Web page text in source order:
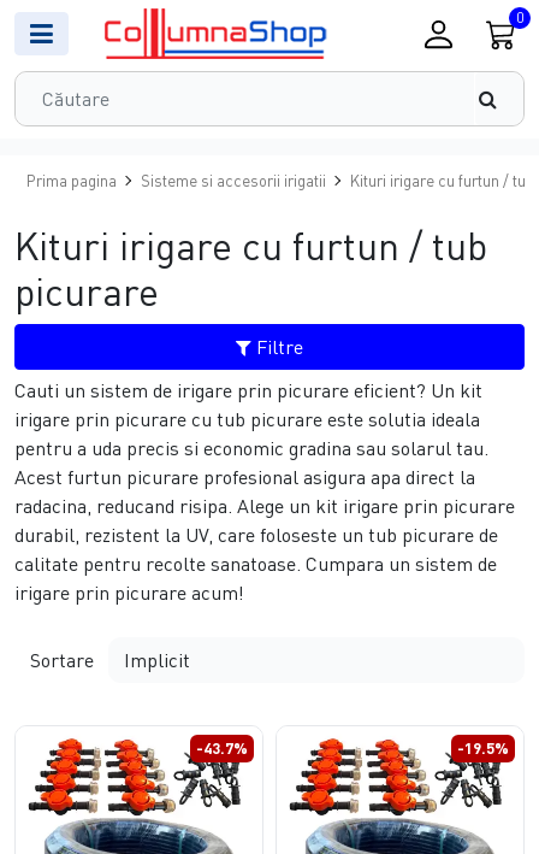
0
Prima pagina Sisteme si accesorii irigatii Kituri irigare cu furtun / tub
Kituri irigare cu furtun / tub
picurare
Filtre
Cauti un sistem de irigare prin picurare eficient? Un kit
irigare prin picurare cu tub picurare este solutia ideala
pentru a uda precis si economic gradina sau solarul tau.
Acest furtun picurare profesional asigura apa direct la
radacina, reducand risipa. Alege un kit irigare prin picurare
durabil, rezistent la UV, care foloseste un tub picurare de
calitate pentru recolte sanatoase. Cumpara un sistem de
irigare prin picurare acum!
Sortare
-43.7% -19.5%